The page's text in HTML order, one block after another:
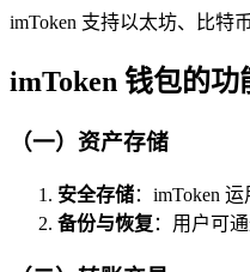
imToken 支持以太坊、比特
imToken 钱包的功
（一）资产存储
安全存储：imToken
备份与恢复 ：用户可